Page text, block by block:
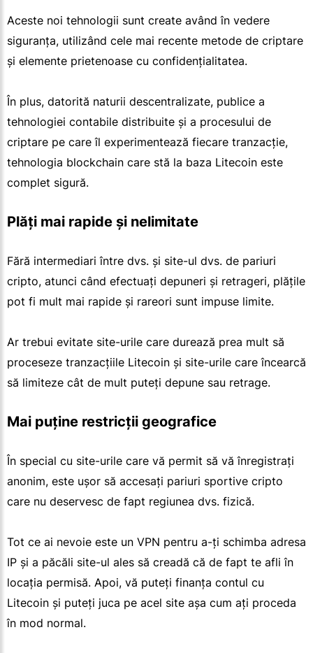
Aceste noi tehnologii sunt create având în vedere
siguranța, utilizând cele mai recente metode de criptare
și elemente prietenoase cu confidențialitatea.
În plus, datorită naturii descentralizate, publice a
tehnologiei contabile distribuite și a procesului de
criptare pe care îl experimentează fiecare tranzacție,
tehnologia blockchain care stă la baza Litecoin este
complet sigură.
Plăți mai rapide și nelimitate
Fără intermediari între dvs. și site-ul dvs. de pariuri
cripto, atunci când efectuați depuneri și retrageri, plățile
pot fi mult mai rapide și rareori sunt impuse limite.
Ar trebui evitate site-urile care durează prea mult să
proceseze tranzacțiile Litecoin și site-urile care încearcă
să limiteze cât de mult puteți depune sau retrage.
Mai puține restricții geografice
În special cu site-urile care vă permit să vă înregistrați
anonim, este ușor să accesați pariuri sportive cripto
care nu deservesc de fapt regiunea dvs. fizică.
Tot ce ai nevoie este un VPN pentru a-ți schimba adresa
IP și a păcăli site-ul ales să creadă că de fapt te afli în
locația permisă. Apoi, vă puteți finanța contul cu
Litecoin și puteți juca pe acel site așa cum ați proceda
în mod normal.